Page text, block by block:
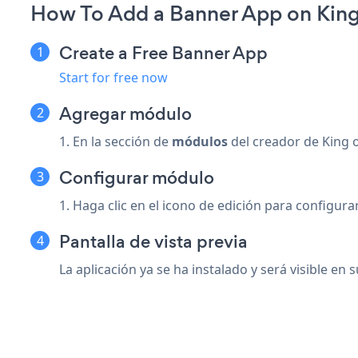
How To Add a Banner App on
Create a Free Banner App
Start for free now
Agregar módulo
1. En la sección de módulos del creador de King
Configurar módulo
1. Haga clic en el icono de edición para
Pantalla de vista previa
La aplicación ya se ha instalado y será visible en